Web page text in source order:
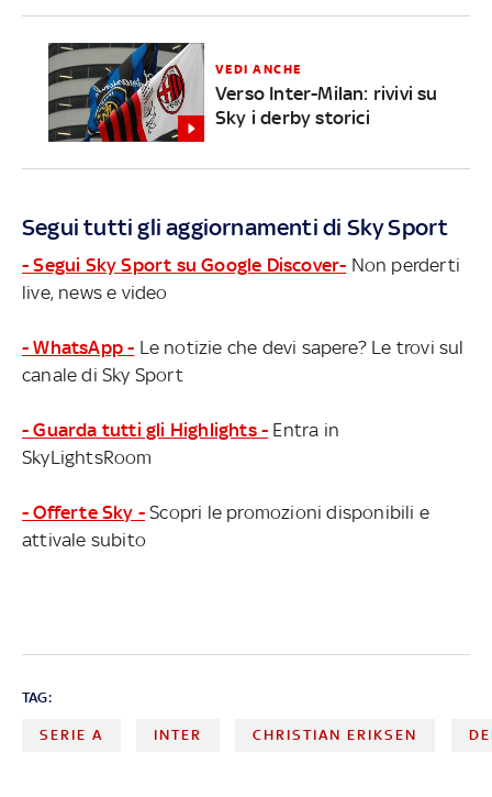
VEDI ANCHE
Verso Inter-Milan: rivivi su
Sky i derby storici
Segui tutti gli aggiornamenti di Sky Sport
- Segui Sky Sport su Google Discover- Non perderti
live, news e video
- WhatsApp - Le notizie che devi sapere? Le trovi sul
canale di Sky Sport
- Guarda tutti gli Highlights - Entra in
SkyLightsRoom
- Offerte Sky - Scopri le promozioni disponibili e
attivale subito
TAG:
SERIE A INTER CHRISTIAN ERIKSEN